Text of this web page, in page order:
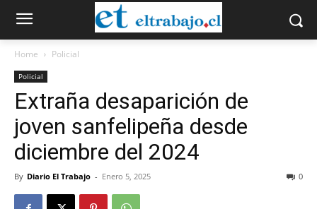
Home Policial
Policial
Extraña desaparición de
joven sanfelipeña desde
diciembre del 2024
By Diario El Trabajo - Enero 5, 2025 0